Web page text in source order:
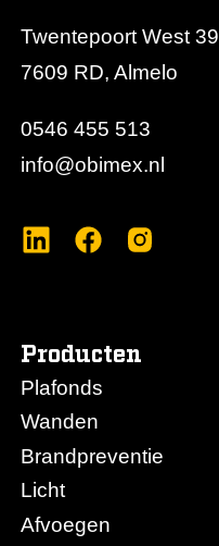
Twentepoort West 39
7609 RD, Almelo
0546 455 513
info@obimex.nl
Producten
Plafonds
Wanden
Brandpreventie
Licht
Afvoegen